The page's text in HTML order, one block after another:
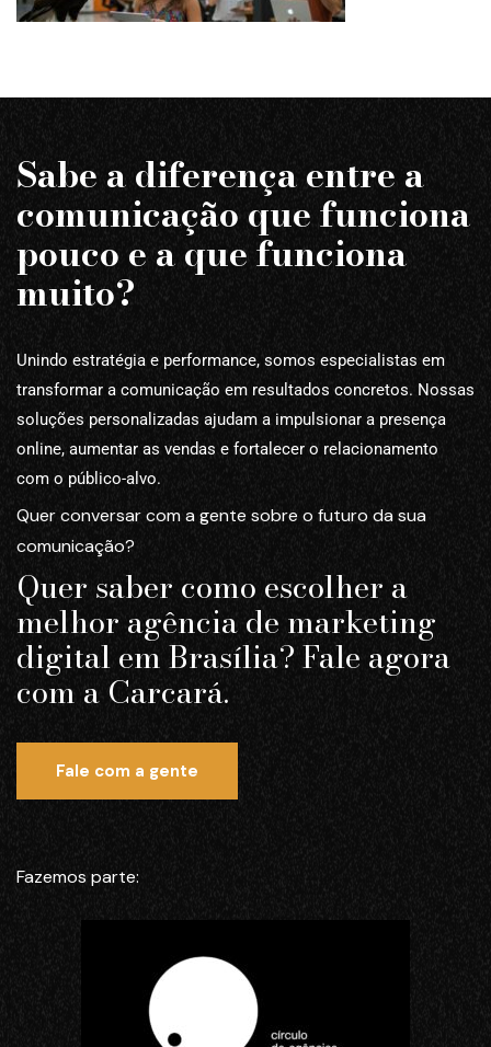
Sabe a diferença entre a
comunicação que funciona
pouco e a que funciona
muito?
Unindo estratégia e performance, somos especialistas em
transformar a comunicação em resultados concretos. Nossas
soluções personalizadas ajudam a impulsionar a presença
online, aumentar as vendas e fortalecer o relacionamento
com o público-alvo.
Quer conversar com a gente sobre o futuro da sua
comunicação?
Quer saber como escolher a
melhor agência de marketing
digital em Brasília? Fale agora
com a Carcará.
Fale com a gente
Fazemos parte: